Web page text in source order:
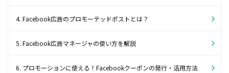
4. Facebook広告のプロモーテッドポストとは？
5. Facebook広告マネージャの使い方を解説
6. プロモーションに使える！Facebookクーポンの発行・活用方法